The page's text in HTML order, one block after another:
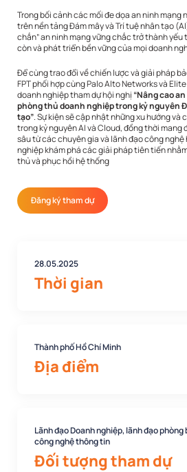
Trong bối cảnh các mối đe dọa an ninh mạng
trên nền tảng Đám mây và Trí tuệ nhân tạo
chắn” an ninh mạng vững chắc trở thành
còn và phát triển bền vững của mọi doanh
Để cùng trao đổi về chiến lược và giải pháp
FPT phối hợp cùng Palo Alto Networks và
doanh nghiệp tham dự hội nghị “Nâng cao
phòng thủ doanh nghiệp trong kỷ nguyên
tạo”. Sự kiện sẽ cập nhật những xu hướng và
trong kỷ nguyên AI và Cloud, đồng thời
sâu từ các chuyên gia và lãnh đạo công
nghiệp khám phá các giải pháp tiên tiến
thủ và phục hồi hệ thống
Đăng ký tham dự
Thời gian
28.05.2025
Địa điểm
Thành phố Hồ Chí Minh
Đối tượng tham dự
Lãnh đạo Doanh nghiệp, lãnh đạo
công nghệ thông tin